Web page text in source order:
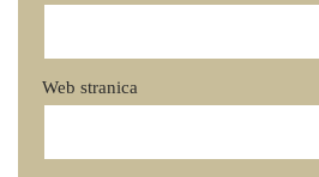
Web stranica